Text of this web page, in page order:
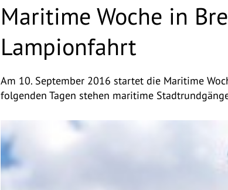
Maritime Woche in
Lampionfahrt
Am 10. September 2016 startet die Maritime
folgenden Tagen stehen maritime